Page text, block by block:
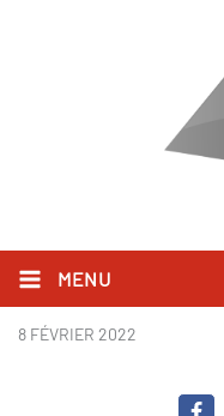
MENU
Alexandre
8 FÉVRIER 2022